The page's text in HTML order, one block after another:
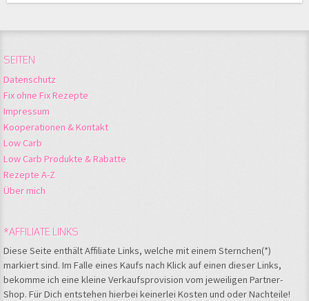
SEITEN
Datenschutz
Fix ohne Fix Rezepte
Impressum
Kooperationen & Kontakt
Low Carb
Low Carb Produkte & Rabatte
Rezepte A-Z
Über mich
*AFFILIATE LINKS
Diese Seite enthält Affiliate Links, welche mit einem Sternchen(*)
markiert sind. Im Falle eines Kaufs nach Klick auf einen dieser Links,
bekomme ich eine kleine Verkaufsprovision vom jeweiligen Partner-
Shop. Für Dich entstehen hierbei keinerlei Kosten und oder Nachteile!